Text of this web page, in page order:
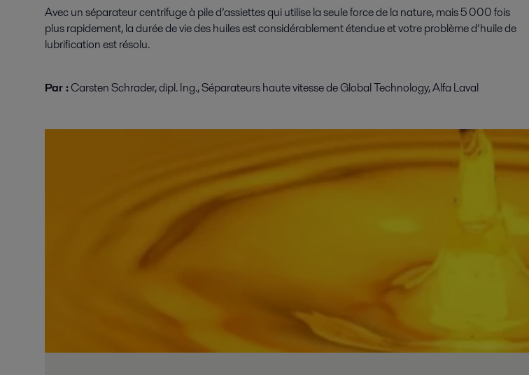
Avec un séparateur centrifuge à pile d’assiettes qui utilise la seule force de la nature, mais 5 000 fois
plus rapidement, la durée de vie des huiles est considérablement étendue et votre problème d’huile de
lubrification est résolu.
Par :Carsten Schrader, dipl. Ing., Séparateurs haute vitesse de Global Technology, Alfa Laval